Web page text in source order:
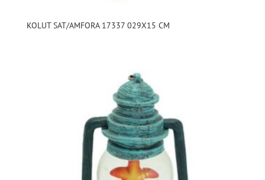
KOLUT SAT/AMFORA 17337 029X15 CM